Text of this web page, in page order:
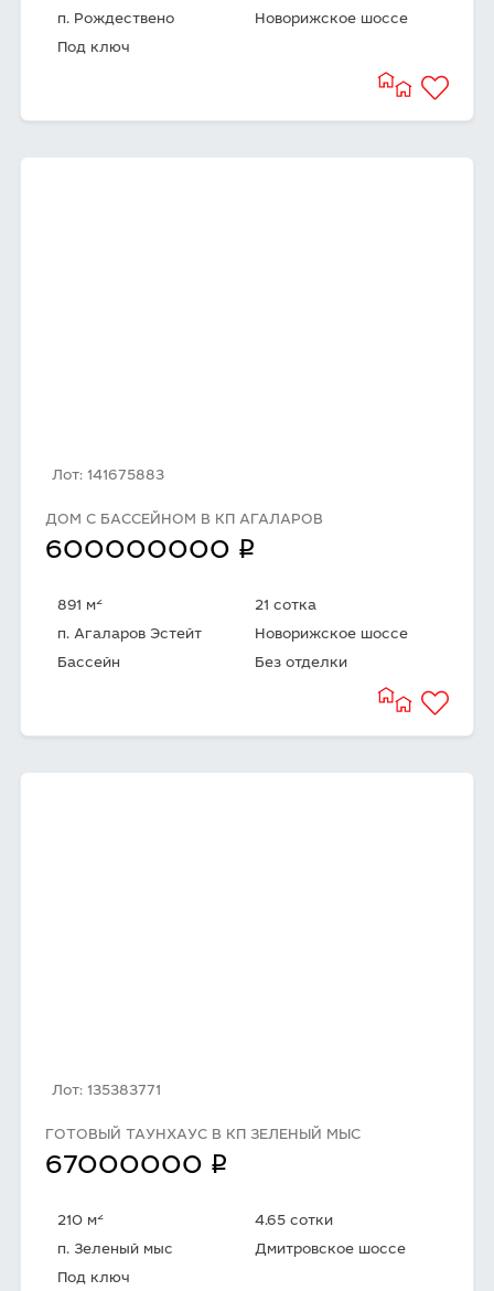
п. Рождествено
Новорижское шоссе
Под ключ
Лот: 141675883
ДОМ C БАССЕЙНОМ В КП АГАЛАРОВ
600000000 q
891 м2
21 сотка
п. Агаларов Эстейт
Новорижское шоссе
Бассейн
Без отделки
Лот: 135383771
ГОТОВЫЙ ТАУНХАУС В КП ЗЕЛЕНЫЙ МЫС
67000000 q
210 м2
4.65 сотки
п. Зеленый мыс
Дмитровское шоссе
Под ключ